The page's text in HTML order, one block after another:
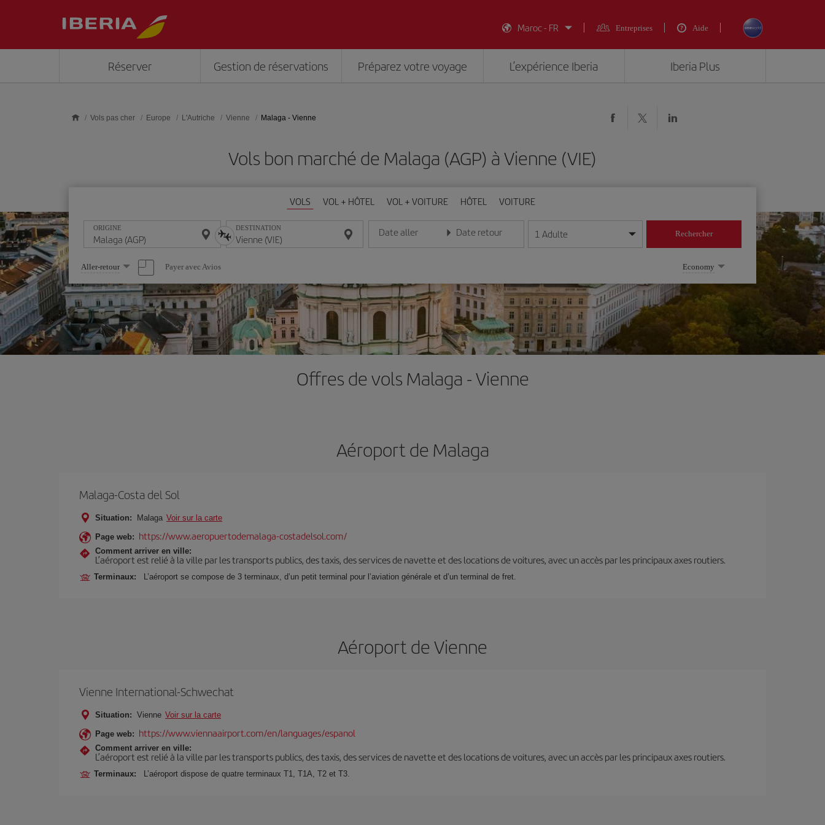
Maroc - FR
Entreprises Aide
Réserver Gestion de réservations Préparez votre voyage L’expérience Iberia Iberia Plus
Vols pas cher Europe L'Autriche Vienne Malaga - Vienne
Vols bon marché de Malaga (AGP) à Vienne (VIE)
VOLS VOL + HÔTEL VOL + VOITURE HÔTEL VOITURE
ORIGINE DESTINATION Date aller
Entrez la date au format jour/mois/année
Date retour
Entrez la date au format jour/mois/année
1 Adulte Rechercher
Sélectionnez
une
option
Aller-retour Payer avec Avios Economy
Offres de vols Malaga - Vienne
Aéroport de Malaga
Malaga-Costa del Sol
Situation: Malaga Voir sur la carte
Page web: https://www.aeropuertodemalaga-costadelsol.com/
Comment arriver en ville:
L’aéroport est relié à la ville par les transports publics, des taxis, des services de navette et des locations de voitures, avec un accès par les principaux axes routiers.
Terminaux: L’aéroport se compose de 3 terminaux, d’un petit terminal pour l’aviation générale et d’un terminal de fret.
Aéroport de Vienne
Vienne International-Schwechat
Situation: Vienne Voir sur la carte
Page web: https://www.viennaairport.com/en/languages/espanol
Comment arriver en ville:
L’aéroport est relié à la ville par les transports publics, des taxis, des services de navette et des locations de voitures, avec un accès par les principaux axes routiers.
Terminaux: L’aéroport dispose de quatre terminaux T1, T1A, T2 et T3.